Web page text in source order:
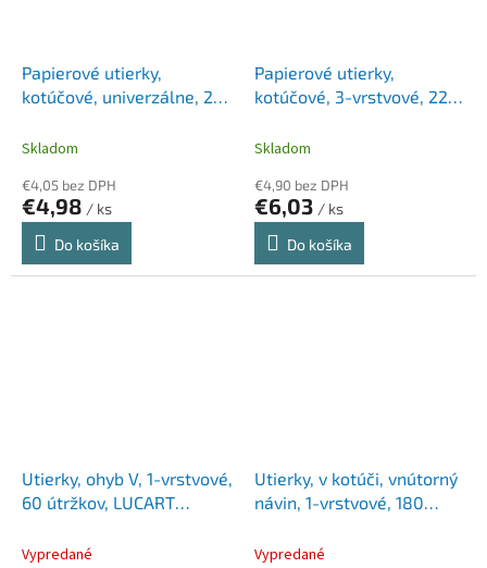
Papierové utierky,
kotúčové, univerzálne, 2-
"CLEANIT XXL 500", biele
Skladom
€4,05 bez DPH
€4,98 / ks
Do košíka
Papierové utierky,
kotúčové, 3-vrstvové, 220
biela
Skladom
€4,90 bez DPH
€6,03 / ks
Do košíka
Utierky, ohyb V, 1-vrstvové,
60 útržkov, LUCART
Vypredané
Utierky, v kotúči, vnútorný
návin, 1-vrstvové, 180
L-One", biela
Vypredané